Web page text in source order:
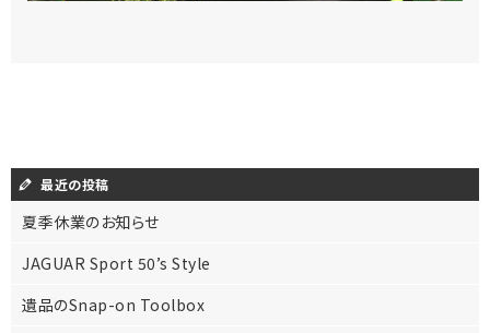
最近の投稿
夏季休業のお知らせ
JAGUAR Sport 50’s Style
遺品のSnap-on Toolbox